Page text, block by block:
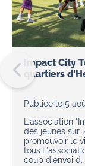
Impact City
quartiers
Publiée le 5
L'association
des jeunes sur
promouvoir le
coup d’envoi d…